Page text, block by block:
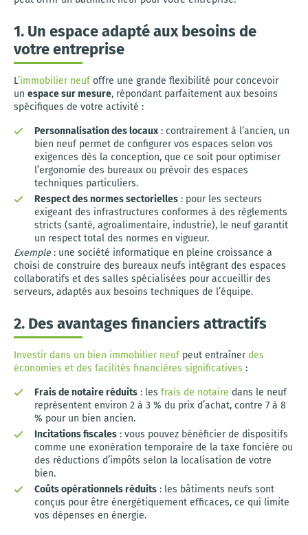
1. Un espace adapté aux besoins de
votre entreprise
L’immobilier neufoffre une grande flexibilité pour concevoir
un espace sur mesure, répondant parfaitement aux besoins
spécifiques de votre activité :
Personnalisation des locaux : contrairement à l’ancien, un
bien neuf permet de configurer vos espaces selon vos
exigences dès la conception, que ce soit pour optimiser
l’ergonomie des bureaux ou prévoir des espaces
techniques particuliers.
Respect des normes sectorielles : pour les secteurs
exigeant des infrastructures conformes à des règlements
stricts (santé, agroalimentaire, industrie), le neuf garantit
un respect total des normes en vigueur.
Exemple : une société informatique en pleine croissance a
choisi de construire des bureaux neufs intégrant des espaces
collaboratifs et des salles spécialisées pour accueillir des
serveurs, adaptés aux besoins techniques de l’équipe.
2. Des avantages financiers attractifs
Investir dans un bien immobilier neufpeut entraîner des
économies et des facilités financières significatives :
Frais de notaire réduits : les frais de notaire dans le neuf
représentent environ 2 à 3 % du prix d’achat, contre 7 à 8
% pour un bien ancien.
Incitations fiscales : vous pouvez bénéficier de dispositifs
comme une exonération temporaire de la taxe foncière ou
des réductions d’impôts selon la localisation de votre
bien.
Coûts opérationnels réduits : les bâtiments neufs sont
conçus pour être énergétiquement efficaces, ce qui limite
vos dépenses en énergie.